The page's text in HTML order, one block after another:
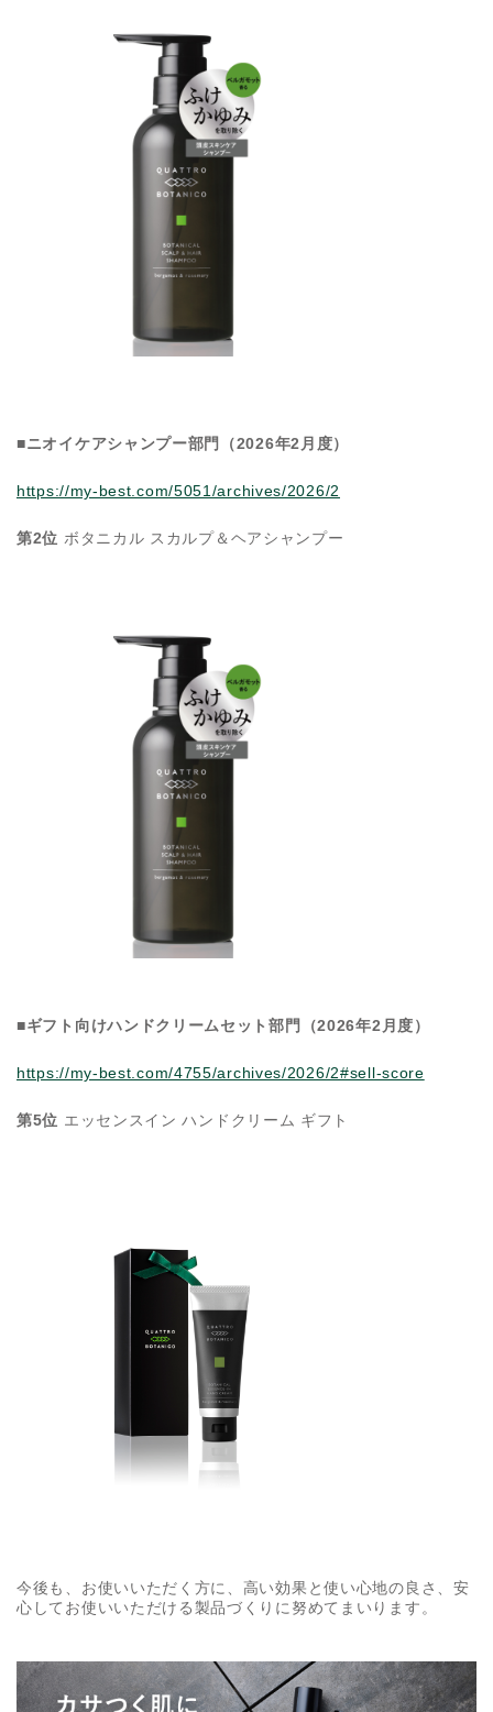
■ニオイケアシャンプー部門（2026年2月度）
https://my-best.com/5051/archives/2026/2
第2位 ボタニカル スカルプ＆ヘアシャンプー
■ギフト向けハンドクリームセット部門（2026年2月度）
https://my-best.com/4755/archives/2026/2#sell-score
第5位 エッセンスイン ハンドクリーム ギフト
今後も、お使いいただく方に、高い効果と使い心地の良さ、安
心してお使いいただける製品づくりに努めてまいります。